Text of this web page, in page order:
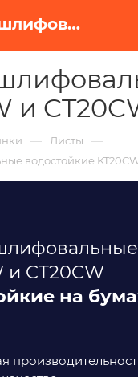
Листы шлифовальные водостойкие в Краснодаре. Купить недорого от Абразивного Завода.
и
— Листы —
водостойкие
и CT20CW
на